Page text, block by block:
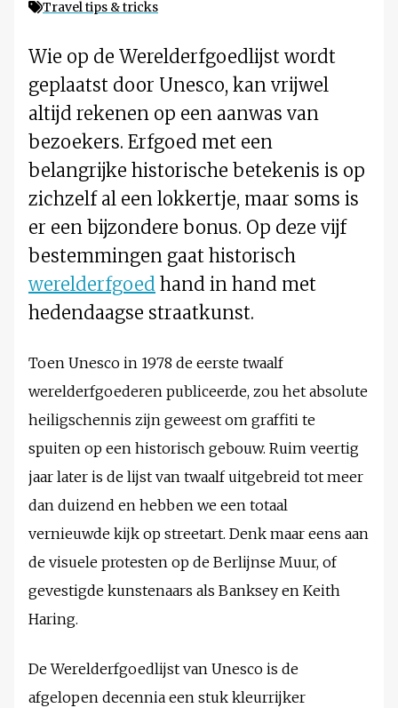
Travel tips & tricks
Wie op de Werelderfgoedlijst wordt
geplaatst door Unesco, kan vrijwel
altijd rekenen op een aanwas van
bezoekers. Erfgoed met een
belangrijke historische betekenis is op
zichzelf al een lokkertje, maar soms is
er een bijzondere bonus. Op deze vijf
bestemmingen gaat historisch
werelderfgoed hand in hand met
hedendaagse straatkunst.
Toen Unesco in 1978 de eerste twaalf
werelderfgoederen publiceerde, zou het absolute
heiligschennis zijn geweest om graffiti te
spuiten op een historisch gebouw. Ruim veertig
jaar later is de lijst van twaalf uitgebreid tot meer
dan duizend en hebben we een totaal
vernieuwde kijk op streetart. Denk maar eens aan
de visuele protesten op de Berlijnse Muur, of
gevestigde kunstenaars als Banksey en Keith
Haring.
De Werelderfgoedlijst van Unesco is de
afgelopen decennia een stuk kleurrijker